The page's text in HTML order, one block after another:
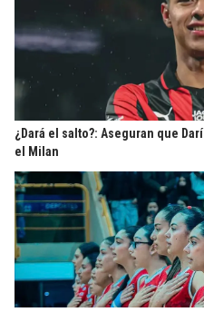
¿Dará el salto?: Aseguran que
el Milan